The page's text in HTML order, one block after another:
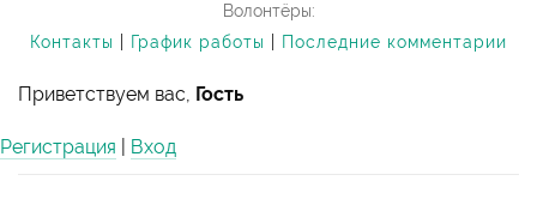
Волонтёры:
Контакты
График работы Последние комментарии
Приветствуем вас, Гость
Регистрация Вход